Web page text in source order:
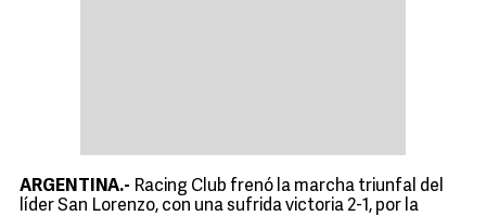
ARGENTINA.- Racing Club frenó la marcha triunfal del
líder San Lorenzo, con una sufrida victoria 2-1, por la